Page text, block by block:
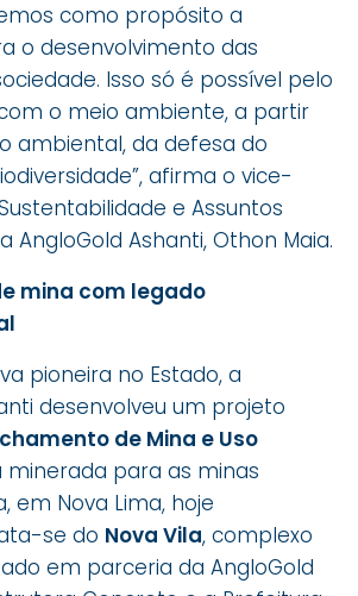
como propósito a
o desenvolvimento das
Isso só é possível pelo
o meio ambiente, a partir
ambiental, da defesa do
afirma o vice-
e Assuntos
AngloGold Ashanti, Othon Maia.
mina com legado
pioneira no Estado, a
desenvolveu um projeto
de Mina e Uso
minerada para as minas
em Nova Lima, hoje
se do Nova Vila, complexo
em parceria da AngloGold